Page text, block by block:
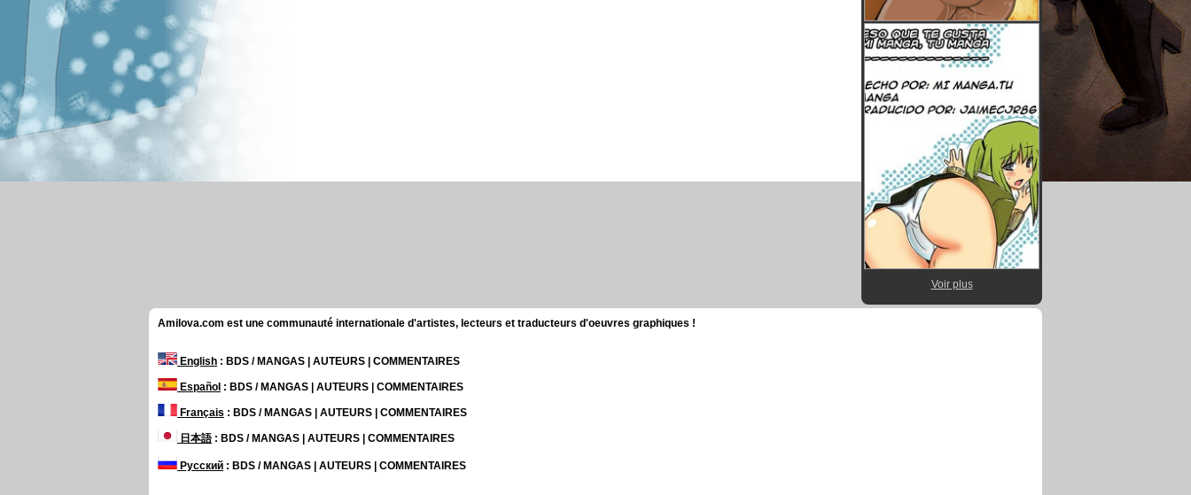
Voir plus
Amilova.com est une communauté internationale d'artistes, lecteurs et traducteurs d'oeuvres graphiques !
English : BDS / MANGAS | AUTEURS | COMMENTAIRES
Español : BDS / MANGAS | AUTEURS | COMMENTAIRES
Français : BDS / MANGAS | AUTEURS | COMMENTAIRES
日本語: BDS / MANGAS | AUTEURS | COMMENTAIRES
Русский : BDS / MANGAS | AUTEURS | COMMENTAIRES